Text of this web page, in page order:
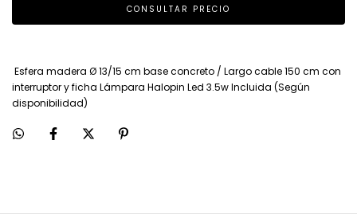
Esfera madera Ø 13/15 cm base concreto / Largo cable 150 cm con
interruptor y ficha Lámpara Halopin Led 3.5w Incluida (Según
disponibilidad)